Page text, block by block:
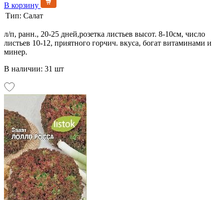
В корзину
Тип: Салат
л/п, ранн., 20-25 дней,розетка листьев высот. 8-10см, число
листьев 10-12, приятного горчич. вкуса, богат витаминами и
минер.
В наличии: 31 шт